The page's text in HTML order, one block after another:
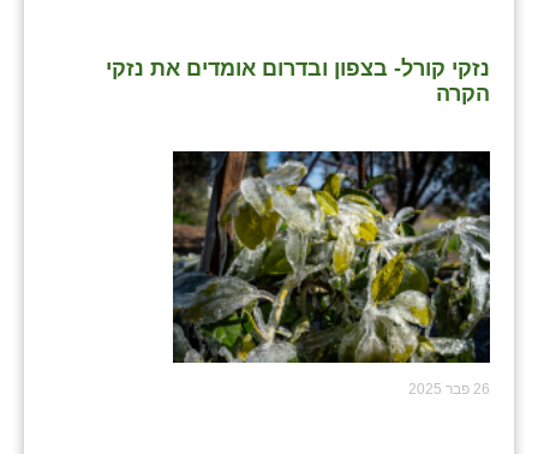
נזקי קורל- בצפון ובדרום אומדים את נזקי
הקרה
26 פבר 2025